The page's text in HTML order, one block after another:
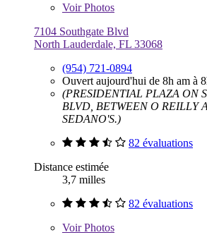
VoirPhotos
7104 Southgate Blvd
North Lauderdale, FL 33068
(954) 721-0894
Ouvert aujourd'hui de 8h am à
(PRESIDENTIAL PLAZA ON
BLVD, BETWEEN O REILLY
SEDANO'S.)
82 évaluations
Distance estimée
3,7 milles
82 évaluations
VoirPhotos